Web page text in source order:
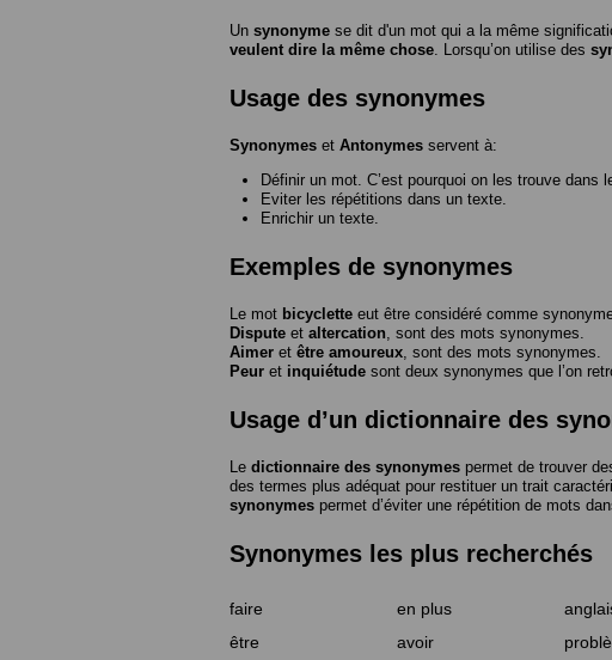
Un synonyme se dit d'un mot qui a la même
veulent dire la même chose. Lorsqu’on utilise des
Usage des synonymes
Synonymes et Antonymes servent à:
Définir un mot. C’est pourquoi on les trouve dans
Eviter les répétitions dans un texte.
Enrichir un texte.
Exemples de synonymes
Le mot bicyclette eut être considéré comme
Dispute et altercation, sont des mots synonymes.
Aimer et être amoureux, sont des mots synonymes.
Peur et inquiétude sont deux synonymes que l’on
Usage d’un dictionnaire des
Le dictionnaire des synonymes permet de trouver
des termes plus adéquat pour restituer un trait
synonymes permet d’éviter une répétition de mots
Synonymes les plus recherchés
faire en plus
être
avoir